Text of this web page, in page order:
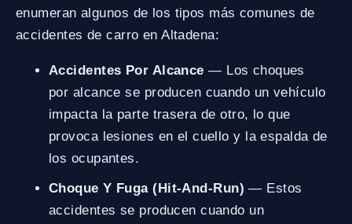
enumeran algunos de los tipos más comunes de
accidentes de carro en Altadena:
Accidentes Por Alcance — Los choques
por alcance se producen cuando un vehículo
impacta la parte trasera de otro, lo que
provoca lesiones en el cuello y la espalda de
los ocupantes.
Choque Y Fuga (Hit-And-Run)— Estos
accidentes se producen cuando un